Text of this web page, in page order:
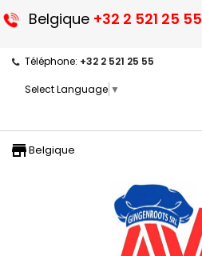
Belgique +32 2 521 25 55
Téléphone: +32 2 521 25 55
Select Language ▼
storefront
Belgique